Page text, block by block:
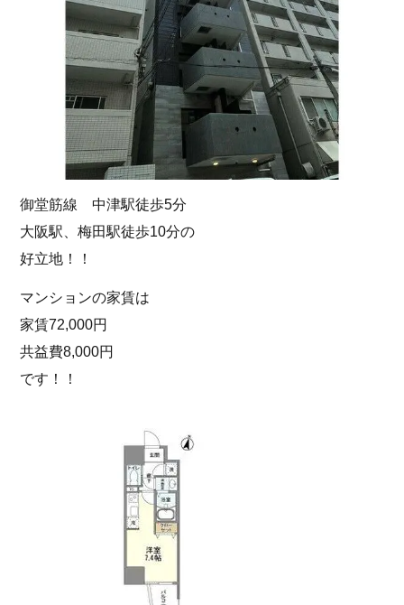
御堂筋線 中津駅徒歩5分
大阪駅、梅田駅徒歩10分の
好立地！！
マンションの家賃は
家賃72,000円
共益費8,000円
です！！